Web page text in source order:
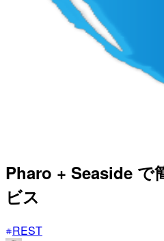
Pharo + Seaside で
ビス
REST